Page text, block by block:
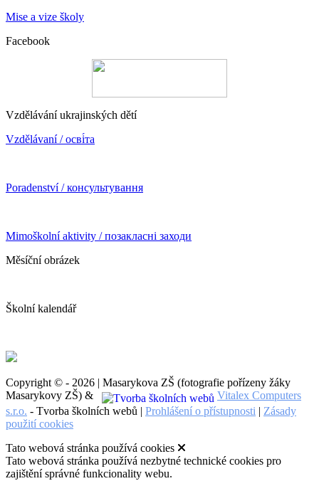
Mise a vize školy
Facebook
Vzdělávání ukrajinských dětí
Vzdělávaní / осві́та
Poradenství / консультування
Mimoškolní aktivity / позакласні заходи
Měsíční obrázek
Školní kalendář
Copyright © - 2026 | Masarykova ZŠ (fotografie pořízeny žáky
Masarykovy ZŠ) &
Vitalex Computers
s.r.o. - Tvorba školních webů | Prohlášení o přístupnosti
Zásady
použití cookies
Tato webová stránka používá cookies
Tato webová stránka používá nezbytné technické cookies pro
zajištění správné funkcionality webu.